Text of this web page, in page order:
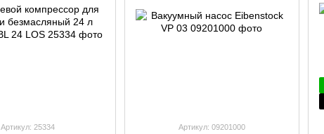
Артикул: 25334 Артикул: 09201000